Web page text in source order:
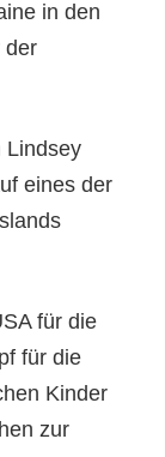
in den
der
Lindsey
eines der
für die
für die
Kinder
zur